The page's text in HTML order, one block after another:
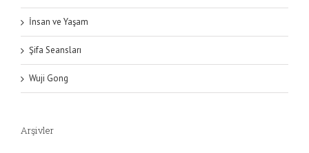
İnsan ve Yaşam
Şifa Seansları
Wuji Gong
Arşivler